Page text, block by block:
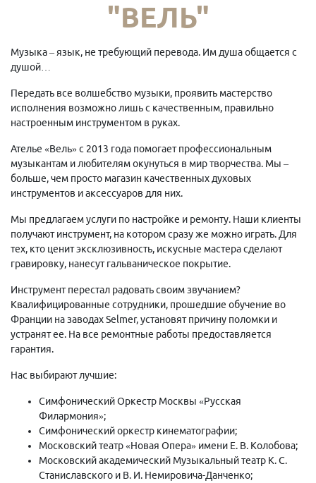
"ВЕЛЬ"
Музыка – язык, не требующий перевода. Им душа общается с
душой…
Передать все волшебство музыки, проявить мастерство
исполнения возможно лишь с качественным, правильно
настроенным инструментом в руках.
Ателье «Вель» с 2013 года помогает профессиональным
музыкантам и любителям окунуться в мир творчества. Мы –
больше, чем просто магазин качественных духовых
инструментов и аксессуаров для них.
Мы предлагаем услуги по настройке и ремонту. Наши клиенты
получают инструмент, на котором сразу же можно играть. Для
тех, кто ценит эксклюзивность, искусные мастера сделают
гравировку, нанесут гальваническое покрытие.
Инструмент перестал радовать своим звучанием?
Квалифицированные сотрудники, прошедшие обучение во
Франции на заводах Selmer, установят причину поломки и
устранят ее. На все ремонтные работы предоставляется
гарантия.
Нас выбирают лучшие:
Симфонический Оркестр Москвы «Русская
Филармония»;
Симфонический оркестр кинематографии;
Московский театр «Новая Опера» имени Е. В. Колобова;
Московский академический Музыкальный театр К. С.
Станиславского и В. И. Немировича-Данченко;